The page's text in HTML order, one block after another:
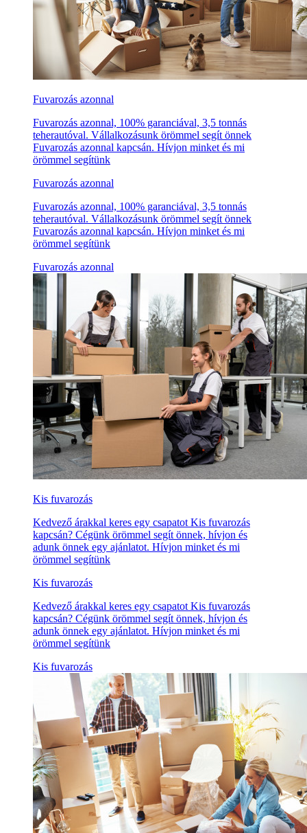
Fuvarozás azonnal
Fuvarozás azonnal, 100% garanciával, 3,5 tonnás
teherautóval. Vállalkozásunk örömmel segít önnek
Fuvarozás azonnal kapcsán. Hívjon minket és mi
örömmel segítünk
Fuvarozás azonnal
Fuvarozás azonnal, 100% garanciával, 3,5 tonnás
teherautóval. Vállalkozásunk örömmel segít önnek
Fuvarozás azonnal kapcsán. Hívjon minket és mi
örömmel segítünk
Fuvarozás azonnal
Kis fuvarozás
Kedvező árakkal keres egy csapatot Kis fuvarozás
kapcsán? Cégünk örömmel segít önnek, hívjon és
adunk önnek egy ajánlatot. Hívjon minket és mi
örömmel segítünk
Kis fuvarozás
Kedvező árakkal keres egy csapatot Kis fuvarozás
kapcsán? Cégünk örömmel segít önnek, hívjon és
adunk önnek egy ajánlatot. Hívjon minket és mi
örömmel segítünk
Kis fuvarozás